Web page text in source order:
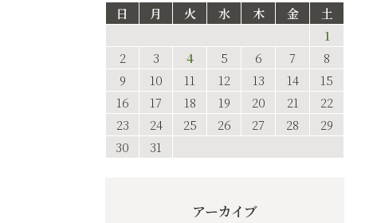
日 月 火 水 木 金
土
1
2
3 4 5 6 7
8
9
10 11 12 13 14
15
16
17 18 19 20 21
22
23
24 25 26 27 28
29
30
31
アーカイブ